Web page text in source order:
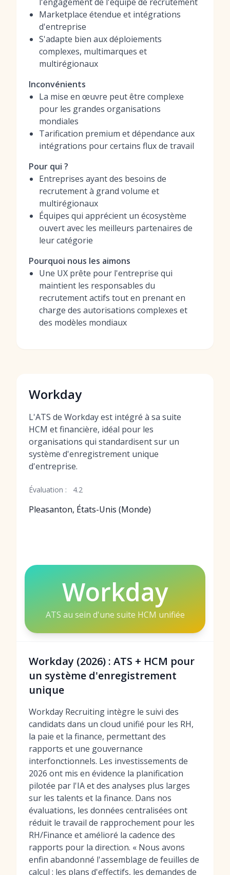
Marketplace étendue et intégrations
d'entreprise
S'adapte bien aux déploiements
complexes, multimarques et
multirégionaux
Inconvénients
La mise en œuvre peut être complexe
pour les grandes organisations
mondiales
Tarification premium et dépendance aux
intégrations pour certains flux de travail
Pour qui ?
Entreprises ayant des besoins de
recrutement à grand volume et
multirégionaux
Équipes qui apprécient un écosystème
ouvert avec les meilleurs partenaires de
leur catégorie
Pourquoi nous les aimons
Une UX prête pour l'entreprise qui
maintient les responsables du
recrutement actifs tout en prenant en
charge des autorisations complexes et
des modèles mondiaux
Workday
L'ATS de Workday est intégré à sa suite
HCM et financière, idéal pour les
organisations qui standardisent sur un
système d'enregistrement unique
d'entreprise.
Évaluation : 4.2
Pleasanton, États-Unis (Monde)
Workday
ATS au sein d'une suite HCM unifiée
Workday (2026) : ATS + HCM pour
un système d'enregistrement
unique
Workday Recruiting intègre le suivi des
candidats dans un cloud unifié pour les RH,
la paie et la finance, permettant des
rapports et une gouvernance
interfonctionnels. Les investissements de
2026 ont mis en évidence la planification
pilotée par l'IA et des analyses plus larges
sur les talents et la finance. Dans nos
évaluations, les données centralisées ont
réduit le travail de rapprochement pour les
RH/Finance et amélioré la cadence des
rapports pour la direction. « Nous avons
enfin abandonné l'assemblage de feuilles de
calcul : les plans d'effectifs, les demandes de